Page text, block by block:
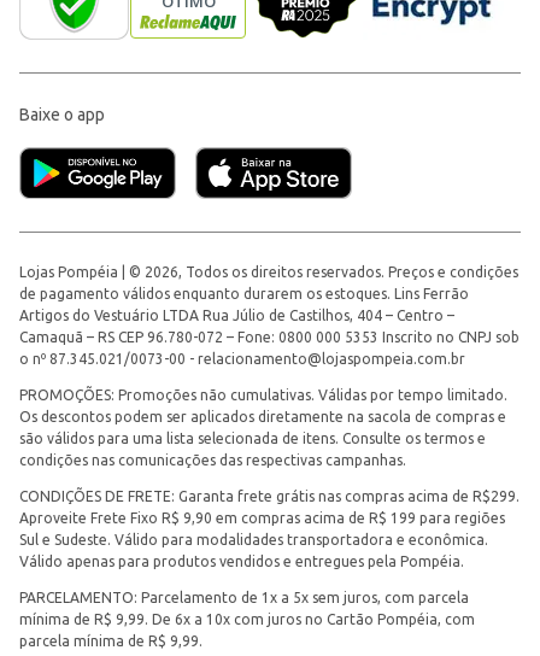
Baixe o app
Lojas Pompéia | © 2026, Todos os direitos reservados. Preços e condições
de pagamento válidos enquanto durarem os estoques. Lins Ferrão
Artigos do Vestuário LTDA Rua Júlio de Castilhos, 404 – Centro –
Camaquã – RS CEP 96.780-072 – Fone: 0800 000 5353 Inscrito no CNPJ sob
o nº 87.345.021/0073-00 - relacionamento@lojaspompeia.com.br
PROMOÇÕES: Promoções não cumulativas. Válidas por tempo limitado.
Os descontos podem ser aplicados diretamente na sacola de compras e
são válidos para uma lista selecionada de itens. Consulte os termos e
condições nas comunicações das respectivas campanhas.
CONDIÇÕES DE FRETE: Garanta frete grátis nas compras acima de R$299.
Aproveite Frete Fixo R$ 9,90 em compras acima de R$ 199 para regiões
Sul e Sudeste. Válido para modalidades transportadora e econômica.
Válido apenas para produtos vendidos e entregues pela Pompéia.
PARCELAMENTO: Parcelamento de 1x a 5x sem juros, com parcela
mínima de R$ 9,99. De 6x a 10x com juros no Cartão Pompéia, com
parcela mínima de R$ 9,99.